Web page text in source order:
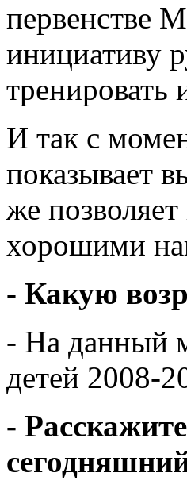
первенстве
инициативу
тренировать
И так с
показывает
же
хорошими
- Какую
- На данный
детей 2008-
-